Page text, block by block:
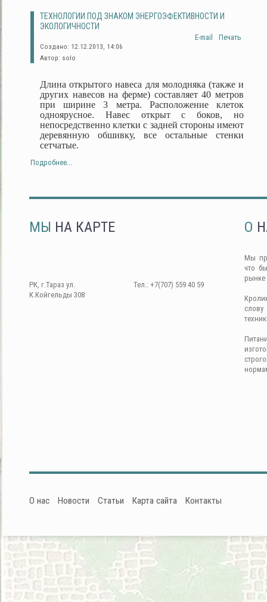
ТЕХНОЛОГИИ ПОД ЗНАКОМ ЭНЕРГОЭФЕКТИВНОСТИ И
ЭКОЛОГИЧНОСТИ
Печать
E-mail
Создано: 12.12.2013, 14:06
Автор: solo
Длина открытого навеса для молодняка (также и
других навесов на ферме) составляет 40 метров
при ширине 3 метра. Расположение клеток
одноярусное. Навес открыт с боков, но
непосредственно клетки с задней стороны имеют
деревянную обшивку, все остальные стенки
сетчатые.
Подробнее...
МЫ НА КАРТЕ
РК, г.Тараз ул.
К.Койгельды 308
Тел.: +7(707) 559 40 59
О
Мы
что
рынке
О нас Новости Статьи Карта сайта Контакты